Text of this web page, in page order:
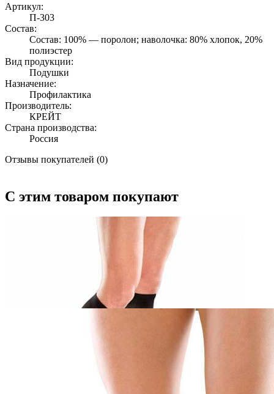
Артикул:
П-303
Состав:
Состав: 100% ― поролон; наволочка: 80% хлопок, 20%
полиэстер
Вид продукции:
Подушки
Назначение:
Профилактика
Производитель:
КРЕЙТ
Страна производства:
Россия
Отзывы покупателей (0)
С этим товаром покупают